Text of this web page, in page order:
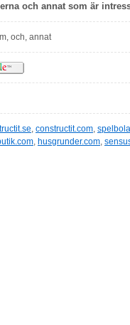
och annat som är
och, annat
, constructit.com,
, husgrunder.com,